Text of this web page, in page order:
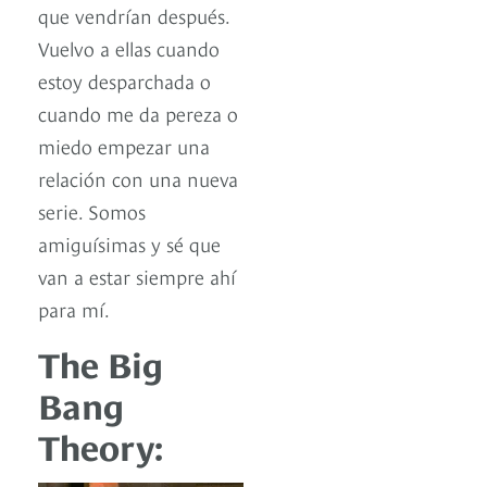
que vendrían después.
Vuelvo a ellas cuando
estoy desparchada o
cuando me da pereza o
miedo empezar una
relación con una nueva
serie. Somos
amiguísimas y sé que
van a estar siempre ahí
para mí.
The Big
Bang
Theory: